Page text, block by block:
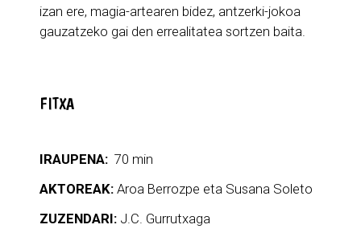
izan ere, magia-artearen bidez, antzerki-jokoa
gauzatzeko gai den errealitatea sortzen baita.
FITXA
IRAUPENA: 70 min
AKTOREAK: Aroa Berrozpe eta Susana Soleto
ZUZENDARI: J.C. Gurrutxaga